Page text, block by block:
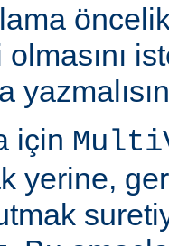
için
yerine,